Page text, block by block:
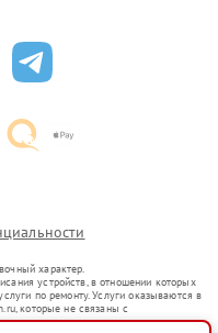
характер.
устройств, в отношении которых
по ремонту. Услуги оказываются в
которые не связаны с
представителями.